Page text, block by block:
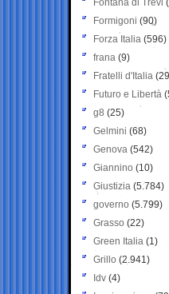
Fontana di Trevi
Formigoni (90)
Forza Italia (596)
frana (9)
Fratelli d'Italia
Futuro e Libertà
g8 (25)
Gelmini (68)
Genova (542)
Giannino (10)
Giustizia (5.784)
governo (5.799)
Grasso (22)
Green Italia (1)
Grillo (2.941)
Idv (4)